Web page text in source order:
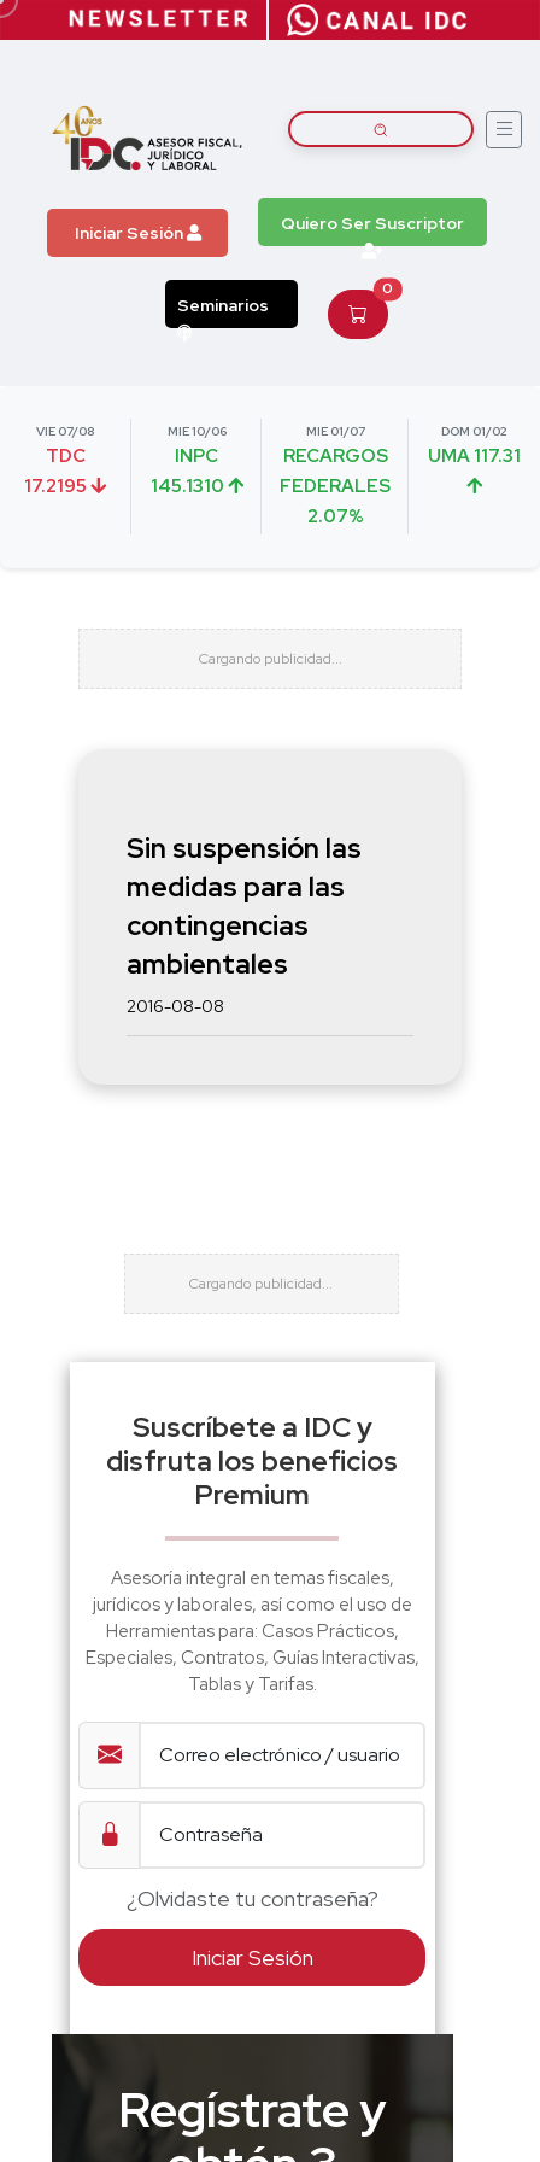
Iniciar Sesión Quiero Ser Suscriptor
Seminarios
0
VIE 07/08
TDC
17.2195
MIE 10/06
INPC
145.1310
MIE 01/07
RECARGOS
FEDERALES
2.07%
DOM 01/02
UMA 117.31
Sin suspensión las
medidas para las
contingencias
ambientales
2016-08-08
Suscríbete a IDC y
disfruta los beneficios
Premium
Asesoría integral en temas fiscales,
jurídicos y laborales, así como el uso de
Herramientas para: Casos Prácticos,
Especiales, Contratos, Guías Interactivas,
Tablas y Tarifas.
¿Olvidaste tu contraseña?
Iniciar Sesión
Regístrate y